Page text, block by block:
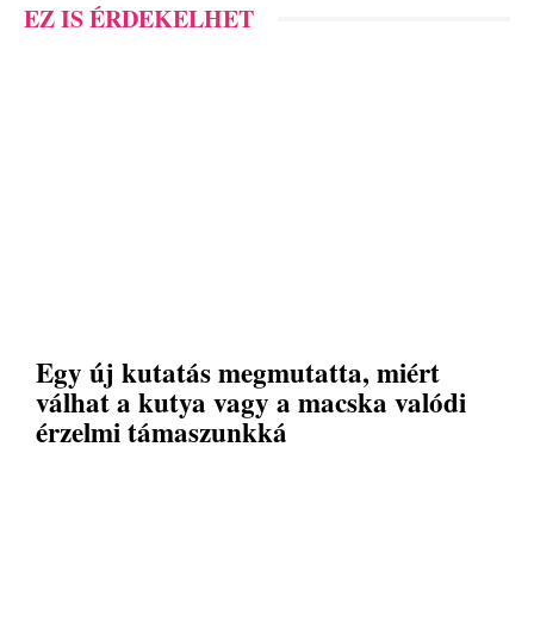
EZ IS ÉRDEKELHET
Egy új kutatás megmutatta, miért
válhat a kutya vagy a macska valódi
érzelmi támaszunkká